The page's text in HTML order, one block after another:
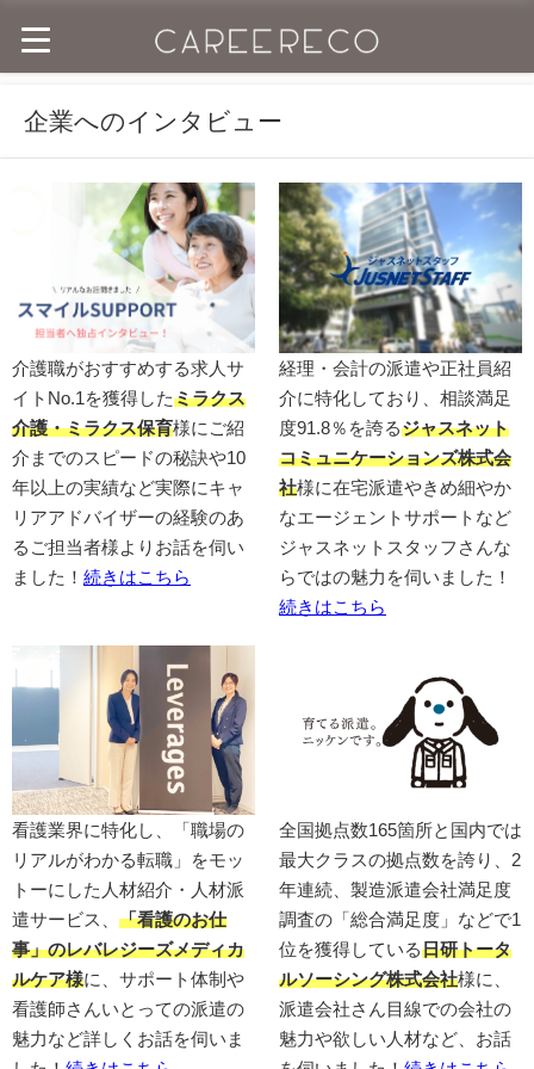
企業へのインタビュー
介護職がおすすめする求人サ
イトNo.1を獲得したミラクス
介護・ミラクス保育様にご紹
介までのスピードの秘訣や10
年以上の実績など実際にキャ
リアアドバイザーの経験のあ
るご担当者様よりお話を伺い
ました！ 続きはこちら
経理・会計の派遣や正社員紹
介に特化しており、相談満足
度91.8％を誇るジャスネット
コミュニケーションズ株式会
社様に在宅派遣やきめ細やか
なエージェントサポートなど
ジャスネットスタッフさんな
らではの魅力を伺いました！
続きはこちら
看護業界に特化し、「職場の
リアルがわかる転職」をモッ
トーにした人材紹介・人材派
遣サービス、 「看護のお仕
事」のレバレジーズメディカ
ルケア様に、サポート体制や
看護師さんいとっての派遣の
魅力など詳しくお話を伺いま
全国拠点数165箇所と国内では
最大クラスの拠点数を誇り、2
年連続、製造派遣会社満足度
調査の「総合満足度」などで1
位を獲得している日研トータ
ルソーシング株式会社様に、
派遣会社さん目線での会社の
魅力や欲しい人材など、お話